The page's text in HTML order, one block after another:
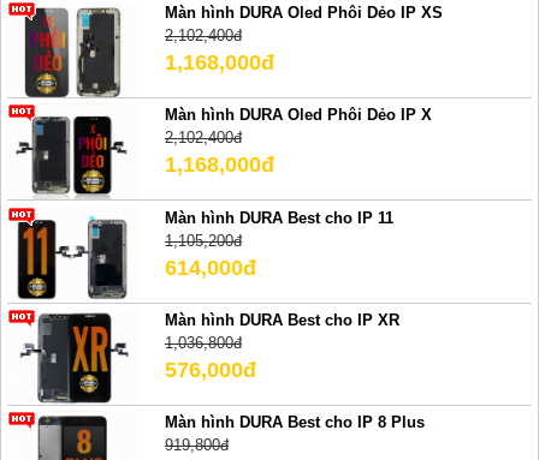
Màn hình DURA Oled Phôi Dẻo IP XS
2,102,400đ
1,168,000đ
Màn hình DURA Oled Phôi Dẻo IP X
2,102,400đ
1,168,000đ
Màn hình DURA Best cho IP 11
1,105,200đ
614,000đ
Màn hình DURA Best cho IP XR
1,036,800đ
576,000đ
Màn hình DURA Best cho IP 8 Plus
919,800đ